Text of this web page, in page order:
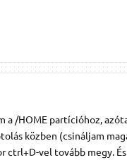
/HOME partícióhoz,
közben (csináljam
vel tovább megy.